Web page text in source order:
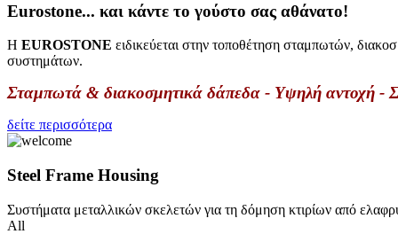
Eurostone... και κάντε το γούστο σας αθάνατο!
Η EUROSTONE ειδικεύεται στην τοποθέτηση σταμπωτών,
συστημάτων.
Σταμπωτά & διακοσμητικά δάπεδα - Υψηλή αντοχή -
δείτε περισσότερα
Steel Frame Housing
Συστήματα μεταλλικών σκελετών για τη δόμηση κτιρίων από
All